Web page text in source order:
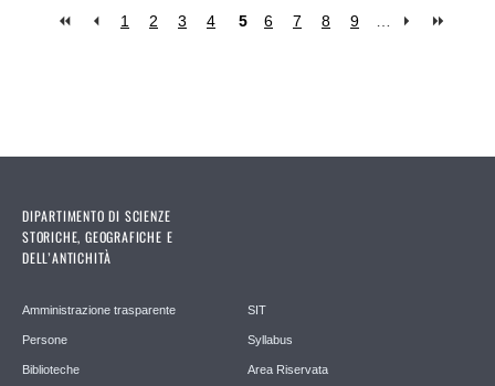
1 2 3 4 5 6 7 8 9
DIPARTIMENTO DI SCIENZE
STORICHE, GEOGRAFICHE E
DELL’ANTICHITÀ
Amministrazione trasparente
Persone
Biblioteche
SIT
Syllabus
Area Riservata